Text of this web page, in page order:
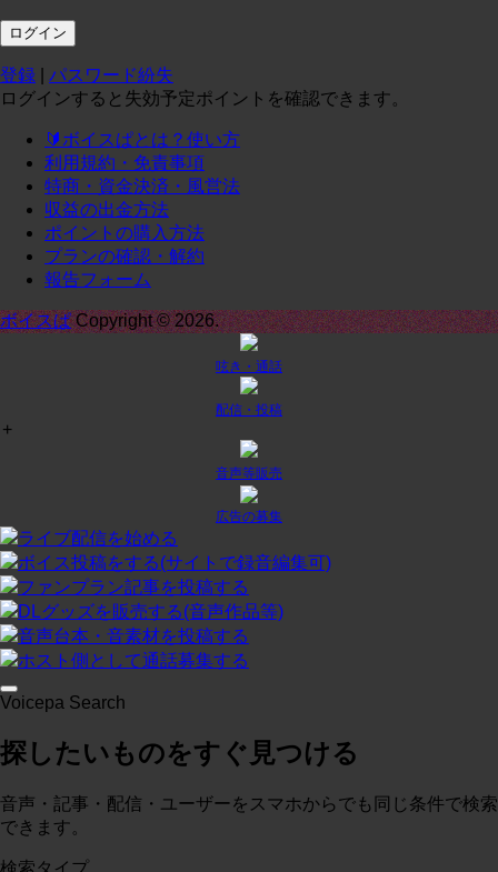
コースに入る
定期1-1¥0/月
投稿:0 画像数:0
コースに入る
投稿:0 画像数:0てｓｔ
テスト
プラン２¥0/月
投稿:0 画像数:0テスト
コースに入る
投稿:0 画像数:0概略
登録
パスワード紛失
ログインすると失効予定ポイントを確認できます。
🔰ボイスぱとは？使い方
利用規約・免責事項
特商・資金決済・風営法
収益の出金方法
ポイントの購入方法
プランの確認・解約
報告フォーム
ボイスぱCopyright © 2026.
呟き・通話
配信・投稿
+
音声等販売
広告の募集
ライブ配信を始める
ボイス投稿をする(サイトで録音編集可)
ファンプラン記事を投稿する
DLグッズを販売する(音声作品等)
音声台本・音素材を投稿する
ホスト側として通話募集する
Voicepa Search
探したいものをすぐ見つける
音声・記事・配信・ユーザーをスマホからでも同じ条件で検索
できます。
検索タイプ